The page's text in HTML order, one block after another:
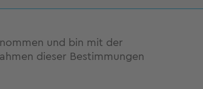
und bin mit der
dieser Bestimmungen